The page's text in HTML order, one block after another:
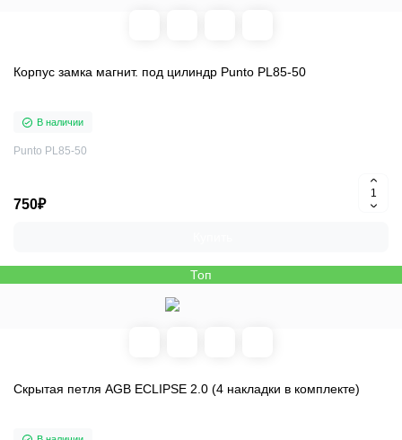
Корпус замка магнит. под цилиндр Punto PL85-50
В наличии
Punto PL85-50
750₽
Топ
Скрытая петля AGB ECLIPSE 2.0 (4 накладки в комплекте)